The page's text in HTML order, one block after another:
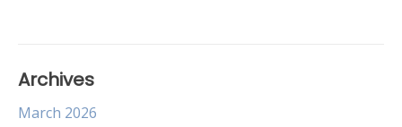
Archives
March 2026